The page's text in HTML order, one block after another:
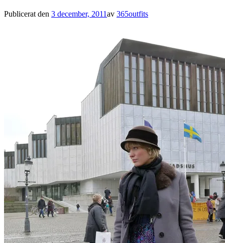
Publicerat den 3 december, 2011av 365outfits